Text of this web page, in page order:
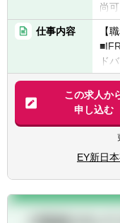
尚可
実
▽下
■
科
■会
ば尚
■財
以
■会
【
仕事内容
【
ド
■海
務
■
に
■各
プ
＜
この求人か
申し込む
EY新日